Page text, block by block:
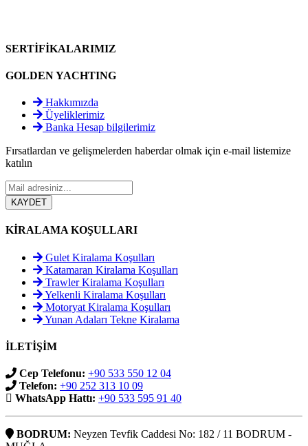
SERTİFİKALARIMIZ
GOLDEN YACHTING
Hakkımızda
Üyeliklerimiz
Banka Hesap bilgilerimiz
Fırsatlardan ve gelişmelerden haberdar olmak için e-mail listemize
katılın
KİRALAMA KOŞULLARI
Gulet Kiralama Koşulları
Katamaran Kiralama Koşulları
Trawler Kiralama Koşulları
Yelkenli Kiralama Koşulları
Motoryat Kiralama Koşulları
Yunan Adaları Tekne Kiralama
İLETİŞİM
Cep Telefonu: +90 533 550 12 04
Telefon: +90 252 313 10 09
WhatsApp Hattı: +90 533 595 91 40
BODRUM: Neyzen Tevfik Caddesi No: 182 / 11 BODRUM -